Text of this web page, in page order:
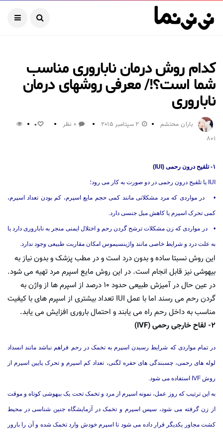
کدام روش درمان ناباروری مناسب
شما است؟!/ معرفی روشهای درمان
ناباروری
باران محتشم 2 سپتامبر 2015 0 نظر 0
801
۱- تلقیح درون رحمی (IUI)
IUI یا تلقیح درون رحمی در دو صورت به کار می رود؛
• در مواردی که مرد مشکلاتی مانند کمی حجم مایع اسپرم، کم بودن تعداد اسپرم،
کمی تحرک اسپرم یا کاهش میل جنسی دارد.
• در مواردی که زن مشکلات ترشح گردن رحم و اختلال ایمنی منجر به ناباروری دارد یا
به علت درد و شرایط خاصی مانند واژینسیموس امکان مقاربت طبیعی وجود ندارد.
این روش نسبتا ساده و بدون درد است و در مطب پزشک و بدون نیاز به
بیهوشی نیز قابل انجام است. در این روش مایع اسپرم مرد تهیه می شود.
در عین حال در آمیزش طبیعی حدود ۱۰ درصد از اسپرم ها از واژن به
گردن رحم می رسند اما با عمل IUI تعداد بیشتری از اسپرم های با کیفیت
مناسب به داخل رحم راه می یابند و احتمال باروری افزایش می یابد.
۲- لقاح خارجی رحمی (IVF)
در تمام مواردی که شرایط رسیدن اسپرم به تخمک در رحم فراهم نباشد مانند انسداد
لوله های رحمی، چسبندگی های حفره لگنی، تعداد کم اسپرم و تحرک پایین اسپرم از
روش IVF استفاده می شود.
به این ترتیب که روز عمل، نمونه اسپرم از مرد و تخمک تحت یک بیهوشی کوتاه و موقت
از زن گرفته می شود، سپس اسپرم و تخمک در آزمایشگاه جنین شناسی در محیط
کشت مجاور یکدیگر قرار داده می شود تا اسپرم خودش وارد تخمک شده و آن را بارور